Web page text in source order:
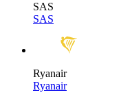
SAS
SAS
Ryanair
Ryanair